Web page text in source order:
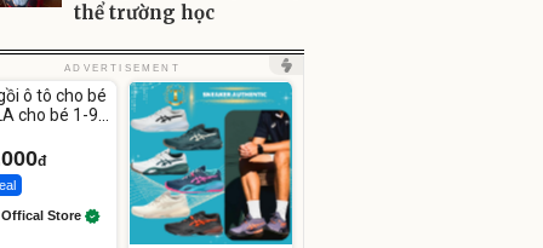
thể trường học
ADVERTISEMENT
ô tô cho bé
cho bé 1-9
đ
Store